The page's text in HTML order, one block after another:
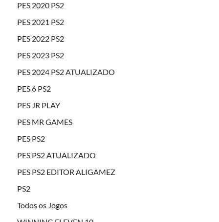
PES 2020 PS2
PES 2021 PS2
PES 2022 PS2
PES 2023 PS2
PES 2024 PS2 ATUALIZADO
PES 6 PS2
PES JR PLAY
PES MR GAMES
PES PS2
PES PS2 ATUALIZADO
PES PS2 EDITOR ALIGAMEZ
PS2
Todos os Jogos